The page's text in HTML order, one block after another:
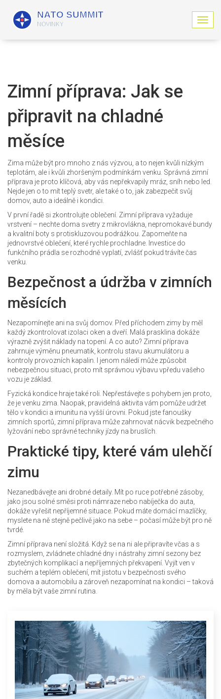
Z
o
i
Zimní příprava: Jak se
připravit na chladné
měsíce
Zima může být pro mnoho z nás výzvou, a to nejen kvůli nízkým
teplotám, ale i kvůli zhoršeným podmínkám venku. Správná zimní
příprava je proto klíčová, aby vás nepřekvapily mráz, sníh nebo led.
Nejde jen o to mít teplý svetr, ale také o to, jak zabezpečit svůj
domov, auto a ideálně i kondici.
V první řadě si zkontrolujte oblečení. Zimní příprava vyžaduje
vrstvení – nechte doma svetry z mikrovlákna, nepromokavé bundy
a kvalitní boty s protiskluzovou podrážkou. Zapomeňte na
jednovrstvé oblečení, které rychle prochladne. Investice do
funkčního prádla se rozhodně vyplatí, zvlášť pokud trávíte čas
venku.
Bezpečnost a údržba v zimních
měsících
Nezapomínejte ani na svůj domov. Před příchodem zimy by měl
každý zkontrolovat izolaci oken a dveří. Malá prasklina dokáže
výrazně zvýšit náklady na topení. A co auto? Zimní příprava
zahrnuje výměnu pneumatik, kontrolu stavu akumulátoru a
kontroly provozních kapalin. I jenom náledí může způsobit
nebezpečnou situaci, proto mít správnou výbavu vpředu vašeho
vozu je základ.
Fyzická kondice hraje také roli. Nepřestávejte s pohybem jen proto,
že je venku zima. Naopak, pravidelná aktivita vám pomůže udržet
tělo v kondici a imunitu na vyšší úrovni. Pokud jste fanoušky
zimních sportů, zimní příprava může zahrnovat nácvik bezpečného
lyžování nebo správné techniky jízdy na bruslích.
Praktické tipy, které vám ulehčí
zimu
Nezanedbávejte ani drobné detaily. Mít po ruce potřebné zásoby,
jako jsou solné směsi proti námraze nebo nabíječka do auta,
dokáže vyřešit nepříjemné situace. Pokud máte domácí mazlíčky,
myslete na ně stejně pečlivě jako na sebe – počasí může být pro ně
tvrdé.
Zimní příprava není složitá. Když se na ni ale připravíte včas a s
rozmyslem, zvládnete chladné dny i nástrahy zimní sezony bez
zbytečných komplikací a nepříjemných překvapení. Vyjít ven v
suchém a teplém oblečení, mít jistotu v bezpečnosti svého
domova a automobilu a zároveň nezapomínat na kondici – taková
by měla být vaše zimní rutina.